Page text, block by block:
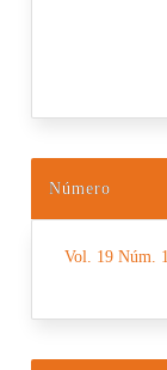
Número
Vol. 19 Núm.